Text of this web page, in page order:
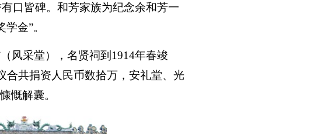
口皆碑。和芳家族为纪念余和芳一
金”。
风采堂），名贤祠到 1914年春竣
合共捐资人民币数拾万，安礼堂、光
慨解囊。